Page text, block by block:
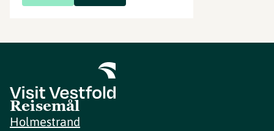
Reisemål
Holmestrand